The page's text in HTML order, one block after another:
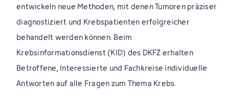
entwickeln neue Methoden, mit denen Tumoren präziser
diagnostiziert und Krebspatienten erfolgreicher
behandelt werden können. Beim
Krebsinformationsdienst (KID) des DKFZ erhalten
Betroffene, Interessierte und Fachkreise individuelle
Antworten auf alle Fragen zum Thema Krebs.